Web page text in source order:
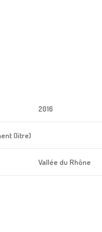
2016
(litre)
Vallée du Rhône